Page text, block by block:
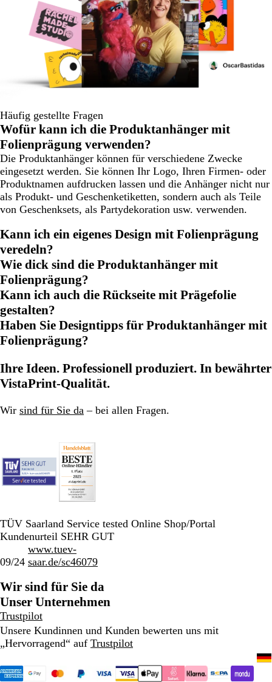
Häufig gestellte Fragen
Wofür kann ich die Produktanhänger mit
Folienprägung verwenden?
Die Produktanhänger können für verschiedene Zwecke
eingesetzt werden. Sie können Ihr Logo, Ihren Firmen- oder
Produktnamen aufdrucken lassen und die Anhänger nicht nur
als Produkt- und Geschenketiketten, sondern auch als Teile
von Geschenksets, als Partydekoration usw. verwenden.
Kann ich ein eigenes Design mit Folienprägung
veredeln?
Wie dick sind die Produktanhänger mit
Folienprägung?
Kann ich auch die Rückseite mit Prägefolie
gestalten?
Haben Sie Designtipps für Produktanhänger mit
Folienprägung?
Ihre Ideen. Professionell produziert. In bewährter
VistaPrint-Qualität.
Wir sind für Sie da – bei allen Fragen.
TÜV Saarland Service tested Online Shop/Portal
Kundenurteil SEHR GUT
09/24
www.tuev-
saar.de/sc46079
Wir sind für Sie da
Unser Unternehmen
Trustpilot
Unsere Kundinnen und Kunden bewerten uns mit
„Hervorragend“ auf Trustpilot